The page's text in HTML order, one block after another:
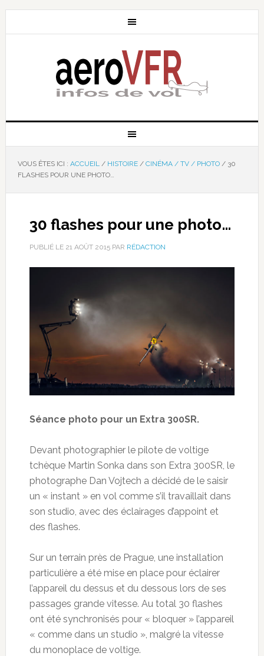
VOUS ÊTES ICI : ACCUEIL / HISTOIRE / CINÉMA / TV / PHOTO /30
FLASHES POUR UNE PHOTO…
30 flashes pour une photo…
PUBLIÉ LE 21 AOÛT 2015PAR RÉDACTION
Séance photo pour un Extra 300SR.
Devant photographier le pilote de voltige
tchèque Martin Sonka dans son Extra 300SR, le
photographe Dan Vojtech a décidé de le saisir
un « instant » en vol comme s’il travaillait dans
son studio, avec des éclairages d’appoint et
des flashes.
Sur un terrain près de Prague, une installation
particulière a été mise en place pour éclairer
l’appareil du dessus et du dessous lors de ses
passages grande vitesse. Au total 30 flashes
ont été synchronisés pour « bloquer » l’appareil
« comme dans un studio », malgré la vitesse
du monoplace de voltige.